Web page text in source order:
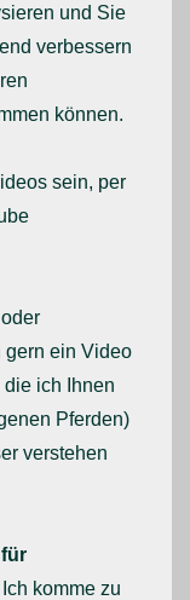
und Sie
verbessern
können.
sein, per
gern ein Video
ich Ihnen
Pferden)
verstehen
Ich komme zu